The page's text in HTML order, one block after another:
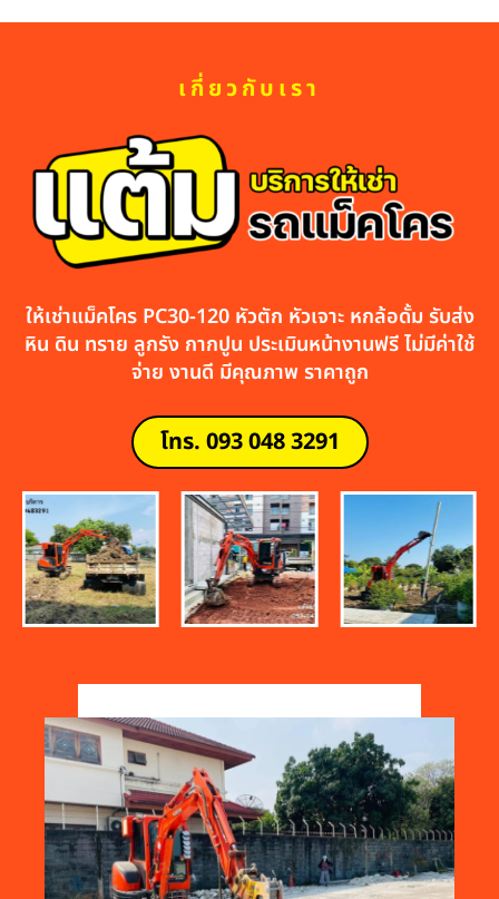
เกี่ยวกับเรา
ให้เช่าแม็คโคร PC30-120 หัวตัก หัวเจาะ หกล้อดั้ม รับส่ง
หิน ดิน ทราย ลูกรัง กากปูน ประเมินหน้างานฟรี ไม่มีค่าใช้
จ่าย งานดี มีคุณภาพ ราคาถูก
โทร. 093 048 3291